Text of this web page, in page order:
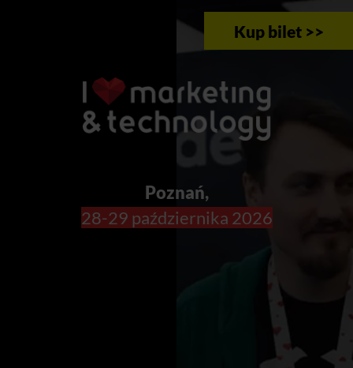
Kup bilet >>
Poznań,
28-29 października 2026